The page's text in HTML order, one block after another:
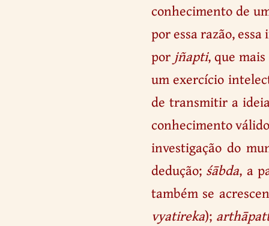
conhecimento de
por essa razão,
por jñapti, que
um exercício
de transmitir a
conhecimento
investigação do
dedução; śābda, a
também se
vyatireka);